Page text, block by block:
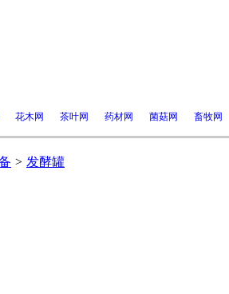
花木网 茶叶网 药材网 菌菇网 畜牧网
> 发酵罐